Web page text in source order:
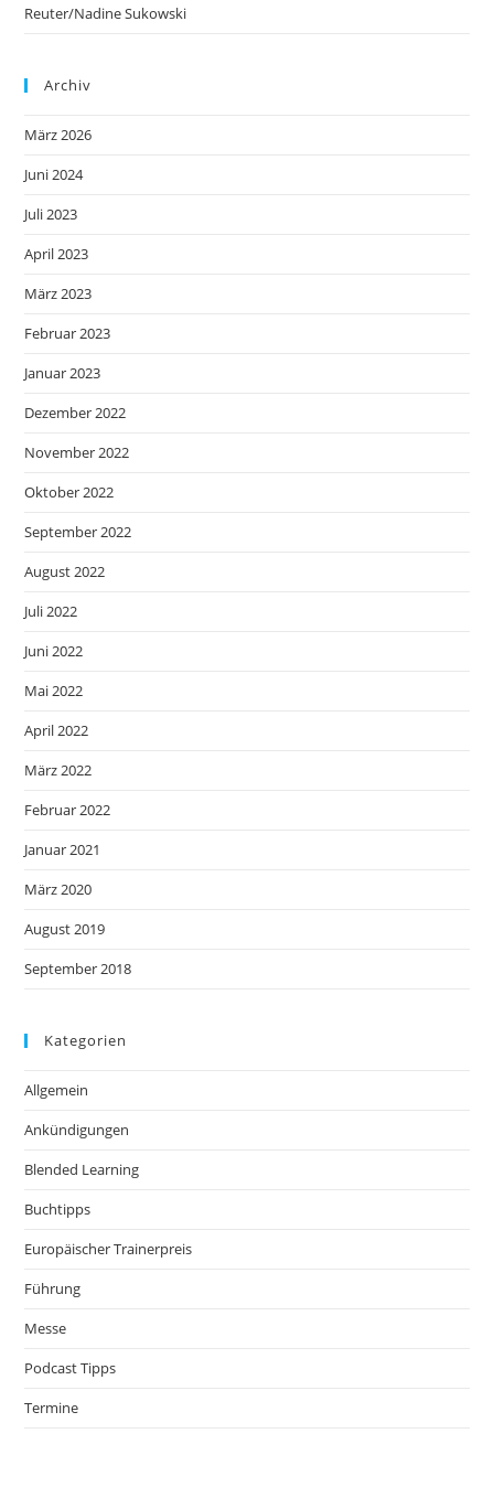
Reuter/Nadine Sukowski
Archiv
März 2026
Juni 2024
Juli 2023
April 2023
März 2023
Februar 2023
Januar 2023
Dezember 2022
November 2022
Oktober 2022
September 2022
August 2022
Juli 2022
Juni 2022
Mai 2022
April 2022
März 2022
Februar 2022
Januar 2021
März 2020
August 2019
September 2018
Kategorien
Allgemein
Ankündigungen
Blended Learning
Buchtipps
Europäischer Trainerpreis
Führung
Messe
Podcast Tipps
Termine